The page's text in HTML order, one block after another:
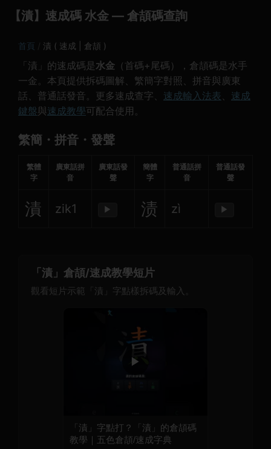
【漬】速成碼 水金 — 倉頡碼查詢
首頁 漬 ( 速成 | 倉頡 )
「漬」的速成碼是 水金 （首碼+尾碼），倉頡碼是水手
一金。本頁提供拆碼圖解、繁簡字對照、拼音與廣東
話、普通話發音。更多速成查字、 速成輸入法表、 速成
鍵盤與速成教學可配合使用。
繁簡・拼音・發聲
繁體
字
廣東話拼
音
廣東話發
聲
簡體
字
普通話拼
音
普通話發
聲
漬 zik1 ▶ 渍 zì ▶
「漬」倉頡/速成教學短片
觀看短片示範「漬」字點樣拆碼及輸入。
▶
「漬」字點打？「漬」的倉頡碼
教學｜五色倉頡/速成字典